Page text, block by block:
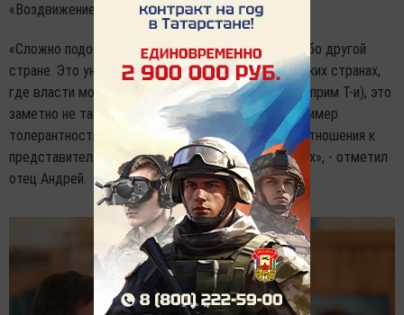
«Воздвижение Святого Креста».
«Сложно подобрать сравнимый пример в какой-либо другой
стране. Это уникальный случай. Даже в католических странах,
где власти могут помогать (другим конфессиям - прим Т-и), это
заметно не так сильно. Татарстан - это особый пример
толерантности, внимательности, уважительного отношения к
представителям разных конфессий. И заботы о них», - отметил
отец Андрей.